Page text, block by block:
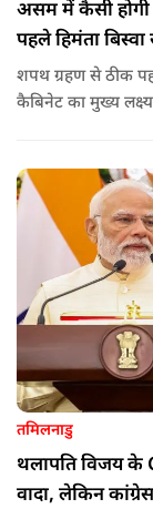
असम में कैसी
पहले हिमंता
शपथ ग्रहण से ठीक
कैबिनेट का मुख्य
तमिलनाडु
थलापति विजय के
वादा, लेकिन